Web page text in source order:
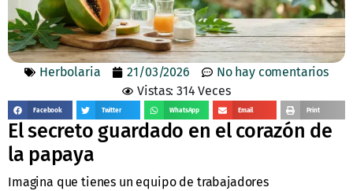
Herbolaria 21/03/2026
No hay comentarios
Vistas: 314 Veces
Facebook Twitter WhatsApp Email Print
El secreto guardado en el corazón de
la papaya
Imagina que tienes un equipo de trabajadores